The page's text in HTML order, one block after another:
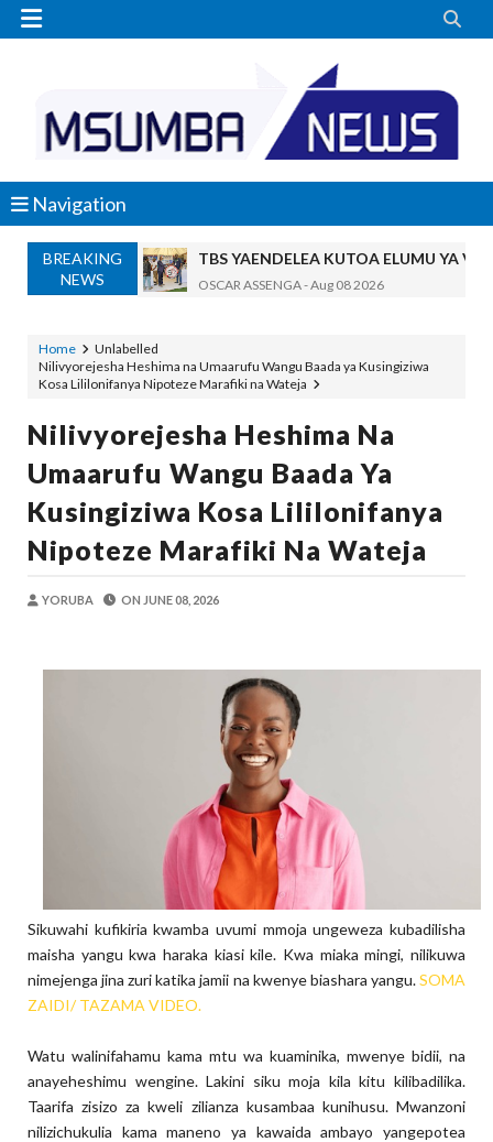
 
Navigation
BREAKING
NEWS
TBS YAENDELEA KUTOA ELUMU YA
OSCAR ASSENGA-Aug 08 2026
Nilishikilia Cheo Kile Kile Kwa Miaka
Aug 08 2026
Niliteswa Na Ndoto Za Kutisha Usiku,
Zawadi Aug 08 2026
Nilinusurika Jela Kwa Dhuluma, Mpaka
Zawadi- Aug 08 2026
OKULY BLOG -Aug 08 2026
OKULY BLOG-Aug 08 2026
TBS Yaendelea Kutoa Elimu Ya
OSCAR ASSENGA
WAZIRI SANGU AZITAKA
OSCAR ASSENGA
Home
Unlabelled
Nilivyorejesha Heshima na Umaarufu Wangu Baada ya Kusingiziwa
Kosa Lililonifanya Nipoteze Marafiki na Wateja
Nilivyorejesha Heshima Na
Umaarufu Wangu Baada Ya
Kusingiziwa Kosa Lililonifanya
Nipoteze Marafiki Na Wateja
YORUBA ON JUNE 08, 2026
Sikuwahi kufikiria kwamba uvumi mmoja ungeweza kubadilisha
maisha yangu kwa haraka kiasi kile. Kwa miaka mingi, nilikuwa
nimejenga jina zuri katika jamii na kwenye biashara yangu.SOMA
ZAIDI/ TAZAMA VIDEO.
Watu walinifahamu kama mtu wa kuaminika, mwenye bidii, na
anayeheshimu wengine. Lakini siku moja kila kitu kilibadilika.
Taarifa zisizo za kweli zilianza kusambaa kunihusu. Mwanzoni
nilizichukulia kama maneno ya kawaida ambayo yangepotea